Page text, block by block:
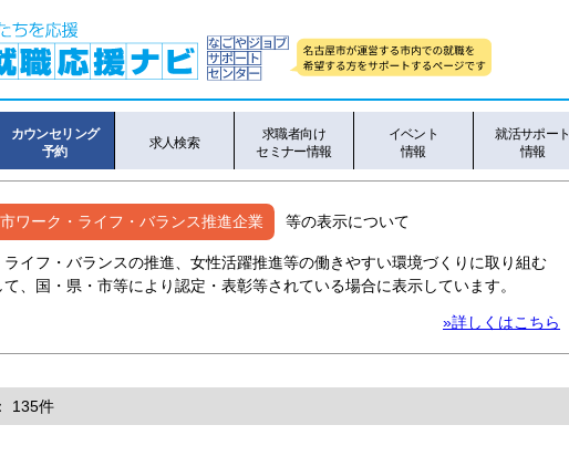
カウンセリング
予約
求人検索
求職者向け
セミナー情報
イベント
情報
就活サポート
情報
ワーク・ライフ・バランス推進企業 等の表示について
ライフ・バランスの推進、女性活躍推進等の働きやすい環境づくりに取り組む
、国・県・市等により認定・表彰等されている場合に表示しています。
»詳しくはこちら
135件